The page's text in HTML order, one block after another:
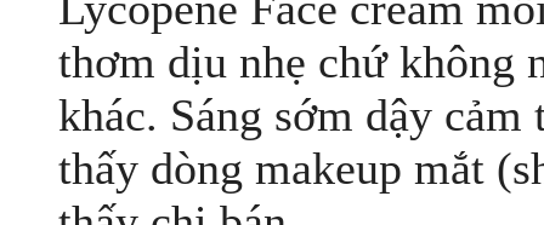
thơm dịu nhẹ chứ không
khác. Sáng sớm dậy
thấy dòng makeup mắt